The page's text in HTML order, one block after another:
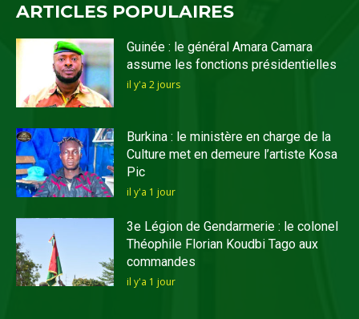
ARTICLES POPULAIRES
Guinée : le général Amara Camara
assume les fonctions présidentielles
il y'a 2 jours
Burkina : le ministère en charge de la
Culture met en demeure l’artiste Kosa
Pic
il y'a 1 jour
3e Légion de Gendarmerie : le colonel
Théophile Florian Koudbi Tago aux
commandes
il y'a 1 jour